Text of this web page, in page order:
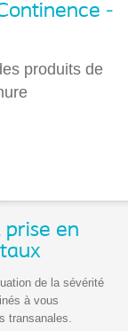
-
produits de
prise en
de la sévérité
à vous
transanales.